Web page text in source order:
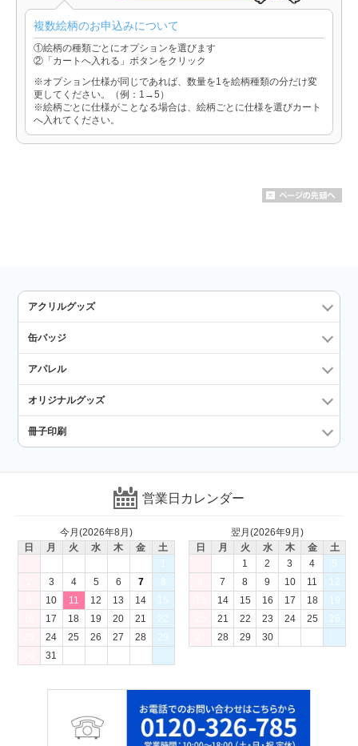
複数絵柄のお申込みについて
①絵柄の種類ごとにオプションを選びます
②「カートへ入れる」ボタンをクリック
※オプション仕様が同じであれば、数量を1を絵柄種類の分だけ変
更してください。（例：1→5）
※絵柄ごとに仕様がことなる場合は、絵柄ごとに仕様を選びカート
へ入れてください。
アクリルグッズ
缶バッジ
アパレル
オリジナルグッズ
冊子印刷
営業日カレンダー
今月(2026年8月)
日
月 火 水 木 金
土
1
3 4 5 6 7
8
10 11 12 13 14
15
17 18 19 20 21
22
24 25 26 27 28
29
31
翌月(2026年9月)
日
月 火 水 木 金
土
1
2 3 4
5
7 8 9 10 11
12
14 15 16 17 18
19
21 22 23 24 25
26
28 29 30